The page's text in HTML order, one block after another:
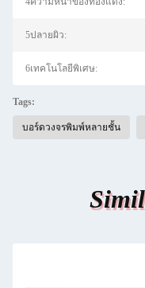
5ปลายผิว:
6เทคโนโลยีพิเศษ:
Tags:
บอร์ดวงจรพิมพ์หลายชั้น